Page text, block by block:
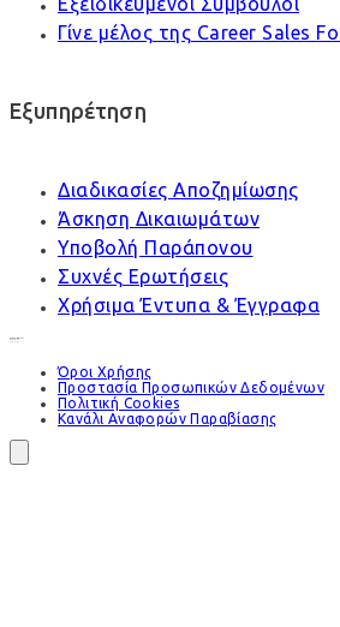
Γίνε μέλος της Career Sales
Εξυπηρέτηση
Διαδικασίες Αποζημίωσης
Άσκηση Δικαιωμάτων
Υποβολή Παράπονου
Συχνές Ερωτήσεις
Χρήσιμα Έντυπα & Έγγραφα
Όροι Χρήσης
Προστασία Προσωπικών Δεδομένων
Πολιτική Cookies
Κανάλι Αναφορών Παραβίασης